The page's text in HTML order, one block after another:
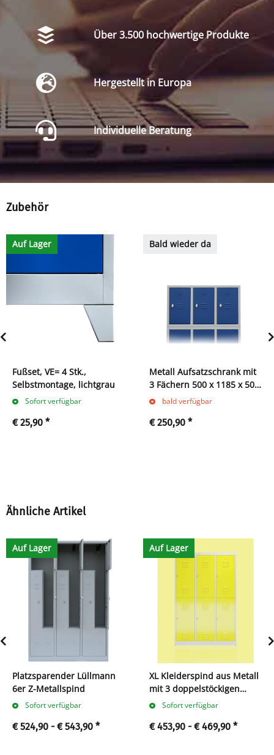
Über 3.500 hochwertige Produkte
Hergestellt in Europa
Individuelle Beratung
Zubehör
Auf Lager
Fußset, VE= 4 Stk.,
Selbstmontage, lichtgrau
Sofort verfügbar
€ 25,90 *
Bald wieder da
Metall Aufsatzschrank mit
3 Fächern 500 x 1185 x 500
mm grau/blau
bald verfügbar
€ 250,90 *
Ähnliche Artikel
Auf Lager
Platzsparender Lüllmann
6er Z-Metallspind
Sofort verfügbar
€ 524,90 -€ 543,90 *
Auf Lager
XL Kleiderspind aus Metall
mit 3 doppelstöckigen
Abteilen
Sofort verfügbar
€ 453,90 -€ 469,90 *